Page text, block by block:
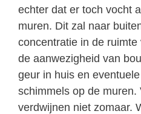
echter dat er toch vocht
muren. Dit zal naar
concentratie in de
de aanwezigheid van
geur in huis en
schimmels op de muren.
verdwijnen niet zomaar.